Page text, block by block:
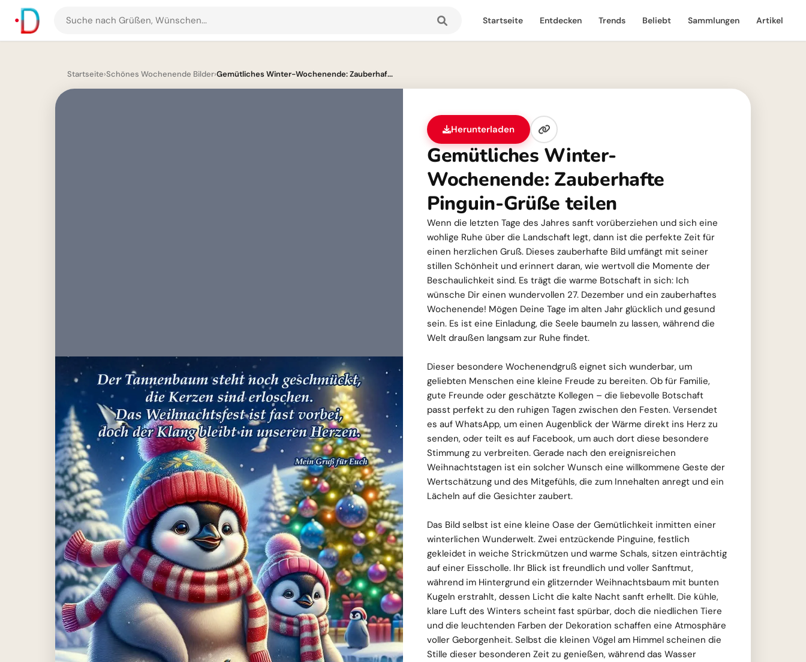
Suche
nach
und
Startseite Entdecken Trends Beliebt Sammlungen Artikel
Startseite›Schönes Wochenende Bilder›Gemütliches Winter-Wochenende: Zauberhaf...
Herunterladen
Gemütliches Winter-
Wochenende: Zauberhafte
Pinguin-Grüße teilen
Wenn die letzten Tage des Jahres sanft vorüberziehen und sich eine
wohlige Ruhe über die Landschaft legt, dann ist die perfekte Zeit für
einen herzlichen Gruß. Dieses zauberhafte Bild umfängt mit seiner
stillen Schönheit und erinnert daran, wie wertvoll die Momente der
Beschaulichkeit sind. Es trägt die warme Botschaft in sich: Ich
wünsche Dir einen wundervollen 27. Dezember und ein zauberhaftes
Wochenende! Mögen Deine Tage im alten Jahr glücklich und gesund
sein. Es ist eine Einladung, die Seele baumeln zu lassen, während die
Welt draußen langsam zur Ruhe findet.
Dieser besondere Wochenendgruß eignet sich wunderbar, um
geliebten Menschen eine kleine Freude zu bereiten. Ob für Familie,
gute Freunde oder geschätzte Kollegen – die liebevolle Botschaft
passt perfekt zu den ruhigen Tagen zwischen den Festen. Versendet
es auf WhatsApp, um einen Augenblick der Wärme direkt ins Herz zu
senden, oder teilt es auf Facebook, um auch dort diese besondere
Stimmung zu verbreiten. Gerade nach den ereignisreichen
Weihnachtstagen ist ein solcher Wunsch eine willkommene Geste der
Wertschätzung und des Mitgefühls, die zum Innehalten anregt und ein
Lächeln auf die Gesichter zaubert.
Das Bild selbst ist eine kleine Oase der Gemütlichkeit inmitten einer
winterlichen Wunderwelt. Zwei entzückende Pinguine, festlich
gekleidet in weiche Strickmützen und warme Schals, sitzen einträchtig
auf einer Eisscholle. Ihr Blick ist freundlich und voller Sanftmut,
während im Hintergrund ein glitzernder Weihnachtsbaum mit bunten
Kugeln erstrahlt, dessen Licht die kalte Nacht sanft erhellt. Die kühle,
klare Luft des Winters scheint fast spürbar, doch die niedlichen Tiere
und die leuchtenden Farben der Dekoration schaffen eine Atmosphäre
voller Geborgenheit. Selbst die kleinen Vögel am Himmel scheinen die
Stille dieser besonderen Zeit zu genießen, während das Wasser